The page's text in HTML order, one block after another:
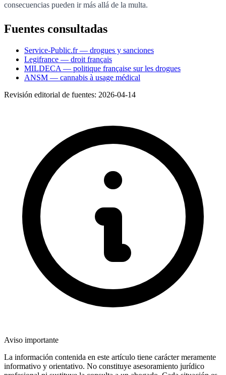
consecuencias pueden ir más allá de la multa.
Fuentes consultadas
Service-Public.fr — drogues y sanciones
Legifrance — droit français
MILDECA — politique française sur les drogues
ANSM — cannabis à usage médical
Revisión editorial de fuentes: 2026-04-14
Aviso importante
La información contenida en este artículo tiene carácter meramente
informativo y orientativo. No constituye asesoramiento jurídico